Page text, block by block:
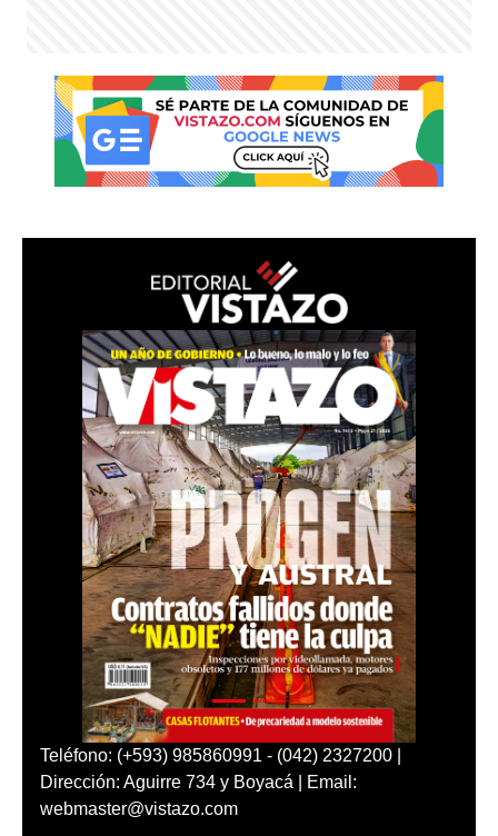
Teléfono: (+593) 985860991 - (042) 2327200 |
Dirección: Aguirre 734 y Boyacá | Email:
webmaster@vistazo.com